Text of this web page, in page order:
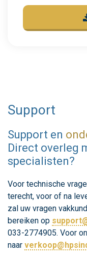
Support
Support en
Direct overleg
specialisten?
Voor technische
terecht, voor of na
zal uw vragen
bereiken op
033-2774905. Voor
naar